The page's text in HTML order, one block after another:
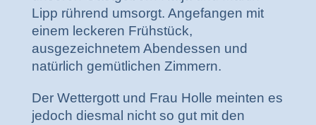
Lipp rührend umsorgt. Angefangen mit
einem leckeren Frühstück,
ausgezeichnetem Abendessen und
natürlich gemütlichen Zimmern.
Der Wettergott und Frau Holle meinten es
jedoch diesmal nicht so gut mit den